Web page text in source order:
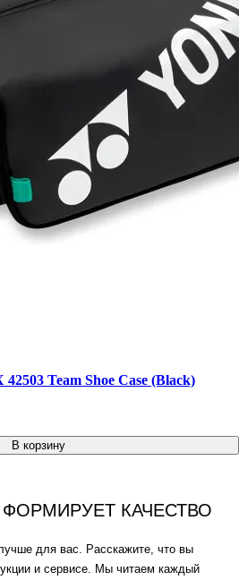
Team Shoe Case (Black)
В корзину
КАЧЕСТВО
для вас. Расскажите, что вы
и сервисе. Мы читаем каждый